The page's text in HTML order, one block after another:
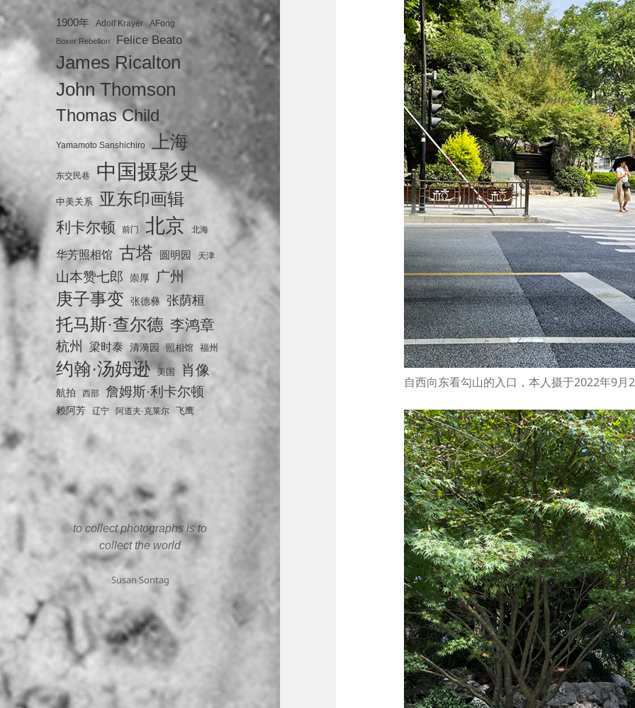
1900年 Adolf Krayer AFong
Boxer Rebellion Felice Beato
James Ricalton
John Thomson
Thomas Child
Yamamoto Sanshichiro 上海
东交民巷 中国摄影史
中美关系 亚东印画辑
利卡尔顿 前门 北京 北海
华芳照相馆 古塔 圆明园 天津
山本赞七郎 崇厚 广州
庚子事变 张德彝 张荫桓
托马斯·查尔德 李鸿章
杭州 梁时泰 清漪园 照相馆 福州
约翰·汤姆逊 美国 肖像
航拍 西部 詹姆斯·利卡尔顿
赖阿芳 辽宁 阿道夫·克莱尔 飞鹰
to collect photographs is to
collect the world
Susan Sontag
自西向东看勾山的入口，本人摄于2022年9月